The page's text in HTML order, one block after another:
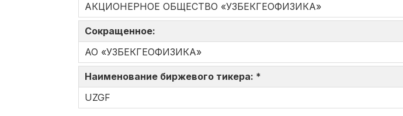
АКЦИОНЕРНОЕ ОБЩЕСТВО «УЗБЕКГЕОФИЗИКА»
Сокращенное:
АО «УЗБЕКГЕОФИЗИКА»
Наименование биржевого тикера: *
UZGF